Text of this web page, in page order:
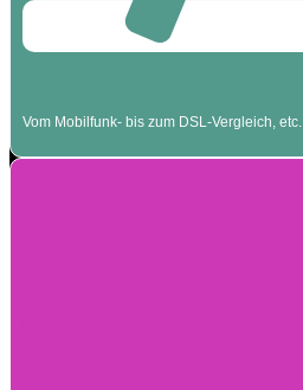
Vom Mobilfunk- bis zum DSL-Vergleich, etc.